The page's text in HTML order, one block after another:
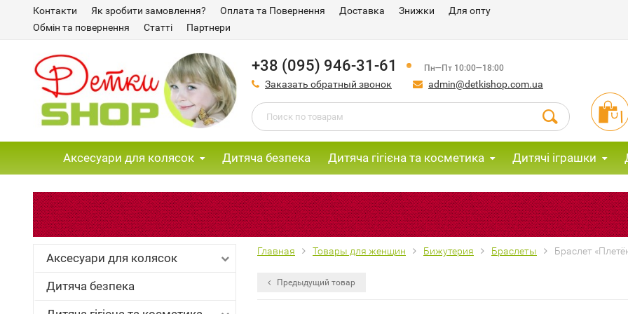
Контакти Як зробити замовлення? Оплата та Повернення Доставка Знижки
Для опту
Обмін та повернення
Статті Партнери
+38 (095) 946-31-61 Пн—Пт 10:00—18:00
Заказать обратный звонок admin@detkishop.com.ua
Аксесуари для колясок Дитяча безпека Дитяча гігієна та косметика Дитячі іграшки
Аксесуари для колясок
Дитяча безпека
Главная Товары для женщин Бижутерия Браслеты Браслет
Предыдущий товар